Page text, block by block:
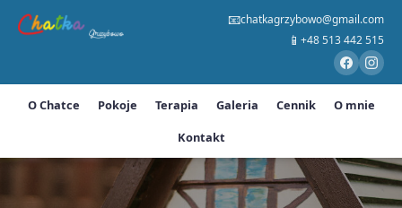
📧chatkagrzybowo@gmail.com
📱 +48 513 442 515
O Chatce Pokoje Terapia Galeria Cennik
O mnie
Kontakt